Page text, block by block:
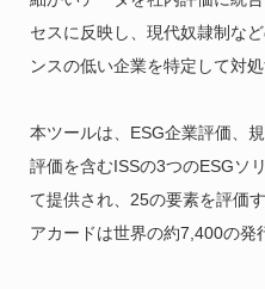
セスに反映し、現代奴隷制な
ンスの低い企業を特定して対
本ツールは、ESG企業評価、
評価を含むISSの3つのESGソ
て提供され、25の要素を評価
アカードは世界の約7,400の発